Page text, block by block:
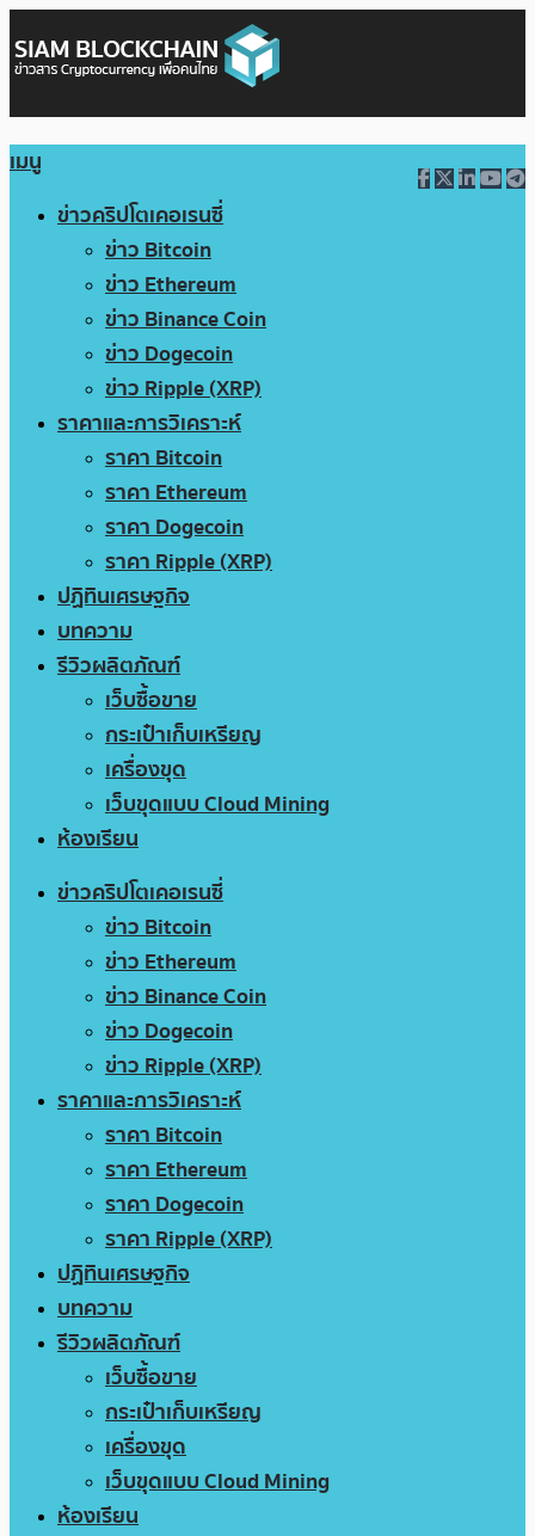
เมนู
ข่าวคริปโตเคอเรนซี่
ข่าว Bitcoin
ข่าว Ethereum
ข่าว Binance Coin
ข่าว Dogecoin
ข่าว Ripple (XRP)
ราคาและการวิเคราะห์
ราคา Bitcoin
ราคา Ethereum
ราคา Dogecoin
ราคา Ripple (XRP)
ปฏิทินเศรษฐกิจ
บทความ
รีวิวผลิตภัณฑ์
เว็บซื้อขาย
กระเป๋าเก็บเหรียญ
เครื่องขุด
เว็บขุดแบบ Cloud Mining
ห้องเรียน
ข่าวคริปโตเคอเรนซี่
ข่าว Bitcoin
ข่าว Ethereum
ข่าว Binance Coin
ข่าว Dogecoin
ข่าว Ripple (XRP)
ราคาและการวิเคราะห์
ราคา Bitcoin
ราคา Ethereum
ราคา Dogecoin
ราคา Ripple (XRP)
ปฏิทินเศรษฐกิจ
บทความ
รีวิวผลิตภัณฑ์
เว็บซื้อขาย
กระเป๋าเก็บเหรียญ
เครื่องขุด
เว็บขุดแบบ Cloud Mining
ห้องเรียน